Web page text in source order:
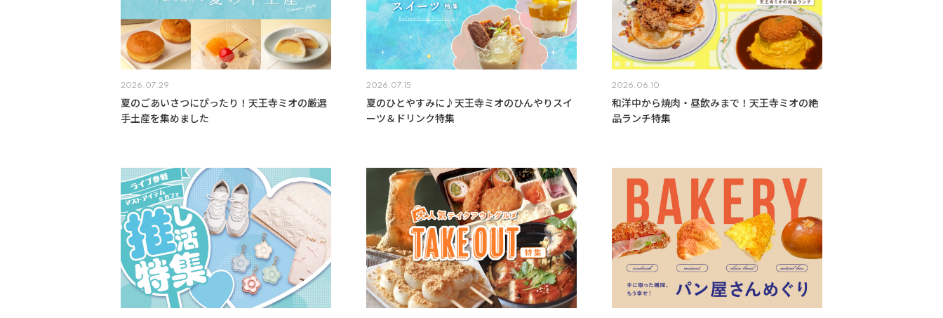
2026.07.29
夏のごあいさつにぴったり！天王寺ミオの厳選
手土産を集めました
2026.07.15
夏のひとやすみに♪天王寺ミオのひんやりスイ
ーツ＆ドリンク特集
2026.06.10
和洋中から焼肉・昼飲みまで！天王寺ミオの絶
品ランチ特集